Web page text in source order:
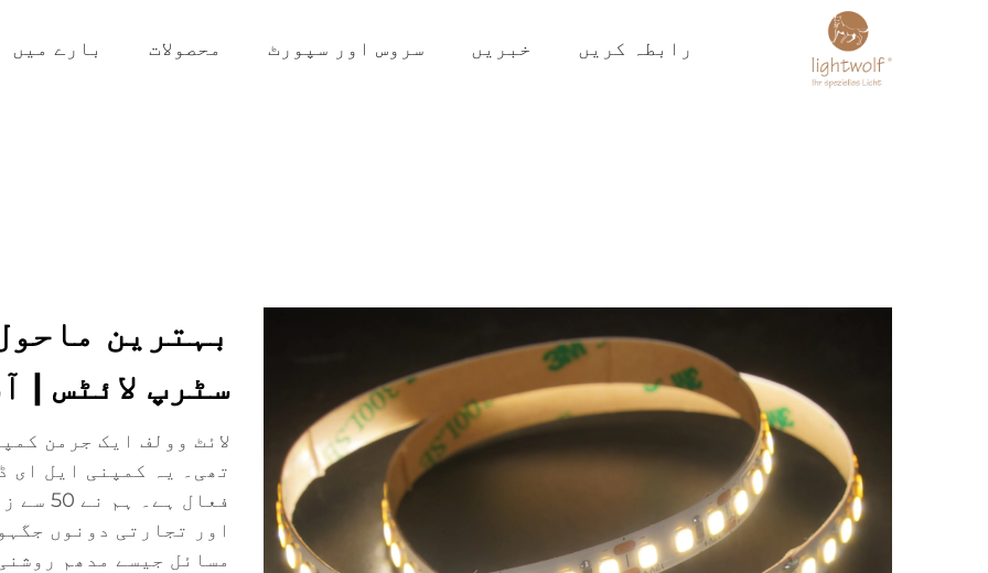
بارے میں محصولات سروس اور سپورٹ خبریں رابطہ کریں
بہترین
سٹرپ لائٹس |
تھی۔ یہ کمپنی ایل ای
فعال
اور تجارتی دونوں
مسائل جیسے مدھم